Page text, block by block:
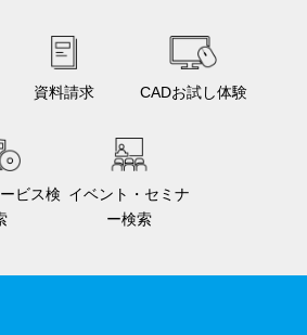
資料請求 CADお試し体験
ビス検 イベント・セミナ
ー検索